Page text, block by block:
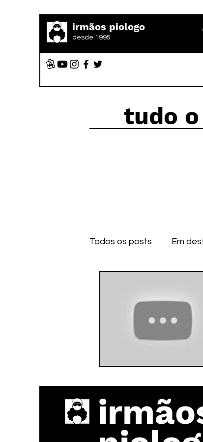
irmãos piologo
desde 1995
tudo
Todos os posts Em
IOS